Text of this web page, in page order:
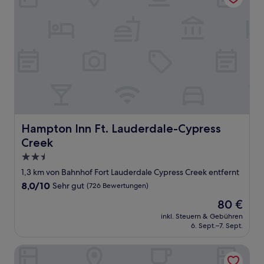
Hampton Inn Ft. Lauderdale-Cypress
Creek
Hampton Inn Ft. Lauderdale-Cypress Creek
2.5-
Sterne-
Unterkunft
1,3 km von Bahnhof Fort Lauderdale Cypress Creek entfernt
8.0
Bewertungen)
8,0/10 Sehr gut (726 Bewertungen)
Der
Preis
beträgt
80 €
inkl. Steuern & Gebühren
6. Sept.–7. Sept.